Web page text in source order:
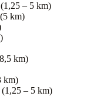
– 5 km)
km)
km)
km)
(1,25 – 5 km)